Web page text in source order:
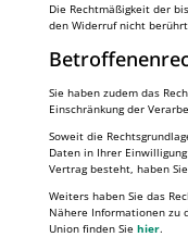
Die Rechtmäßigkeit der
den Widerruf nicht
Sie haben zudem das
Einschränkung der
Soweit die
Daten in Ihrer
Vertrag besteht, haben
Weiters haben Sie das
Nähere Informationen zu
Union finden Sie hier.